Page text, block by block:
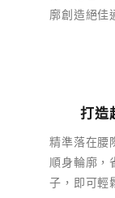
廓創造絕佳
打造
精準落在腰
順身輪廓，
子，即可輕